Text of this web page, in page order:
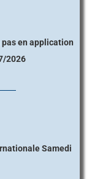
pas en application
2026
Samedi